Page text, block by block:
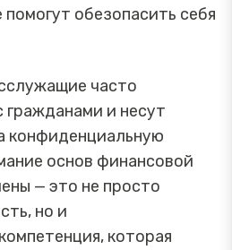
обезопасить себя
часто
и несут
конфиденциальную
основ финансовой
— это не просто
но и
которая